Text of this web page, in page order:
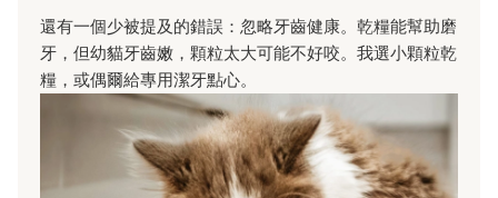
還有一個少被提及的錯誤：忽略牙齒健康。乾糧能幫助磨
牙，但幼貓牙齒嫩，顆粒太大可能不好咬。我選小顆粒乾
糧，或偶爾給專用潔牙點心。